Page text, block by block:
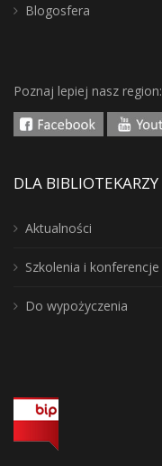
Blogosfera
Poznaj lepiej nasz region:
DLA BIBLIOTEKARZY
Aktualności
Szkolenia i konferencje
Do wypożyczenia